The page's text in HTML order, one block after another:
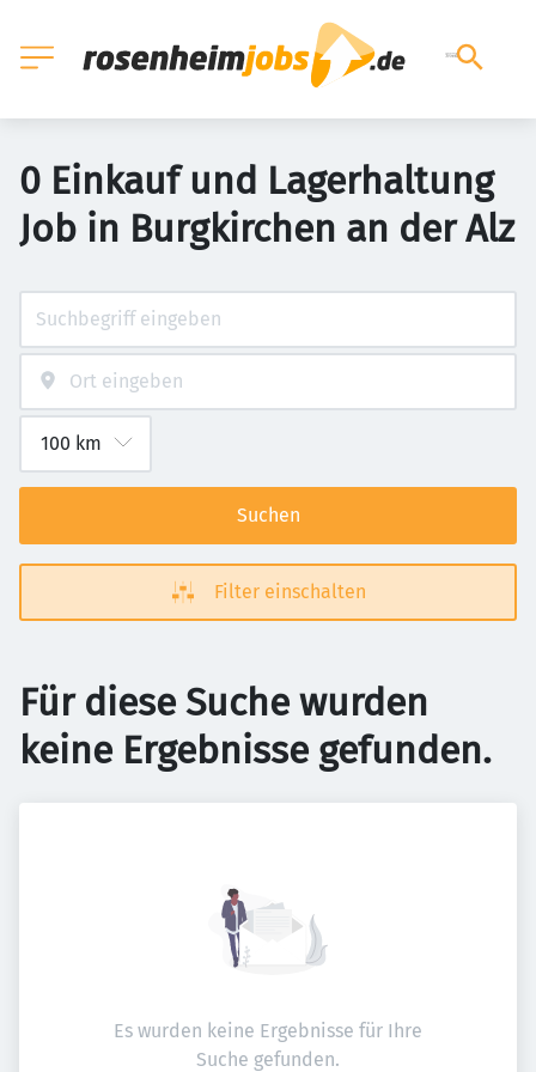
0 Einkauf und Lagerhaltung
Job in Burgkirchen an der Alz
Suchen
Filter einschalten
Für diese Suche wurden
keine Ergebnisse gefunden.
Es wurden keine Ergebnisse für Ihre
Suche gefunden.